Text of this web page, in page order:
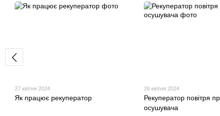
27 квітня 2024
Як працює рекуператор
26 квітня 2024
Рекуператор повітря
осушувача